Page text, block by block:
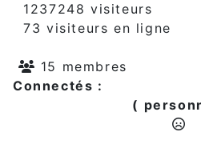
1237248 visiteurs
73 visiteurs en ligne
15 membres
Connectés :
(